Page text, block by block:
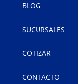
BLOG
SUCURSALES
COTIZAR
CONTACTO